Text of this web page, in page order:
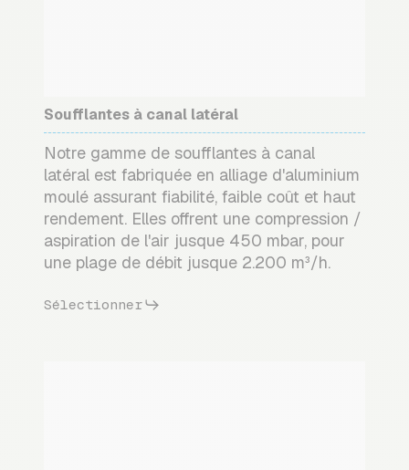
Soufflantes à canal latéral
Notre gamme de soufflantes à canal
latéral est fabriquée en alliage d'aluminium
moulé assurant fiabilité, faible coût et haut
rendement. Elles offrent une compression /
aspiration de l'air jusque 450 mbar, pour
une plage de débit jusque 2.200 m³/h.
Sélectionner